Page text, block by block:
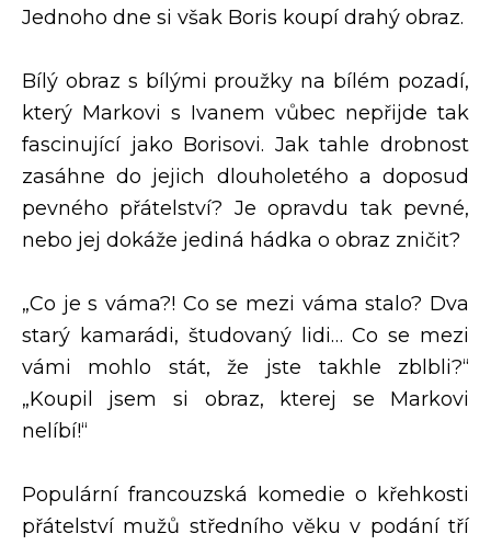
Jednoho dne si však Boris koupí drahý obraz.
Bílý obraz s bílými proužky na bílém pozadí,
který Markovi s Ivanem vůbec nepřijde tak
fascinující jako Borisovi. Jak tahle drobnost
zasáhne do jejich dlouholetého a doposud
pevného přátelství? Je opravdu tak pevné,
nebo jej dokáže jediná hádka o obraz zničit?
„Co je s váma?! Co se mezi váma stalo? Dva
starý kamarádi, študovaný lidi… Co se mezi
vámi mohlo stát, že jste takhle zblbli?“
„Koupil jsem si obraz, kterej se Markovi
nelíbí!“
Populární francouzská komedie o křehkosti
přátelství mužů středního věku v podání tří